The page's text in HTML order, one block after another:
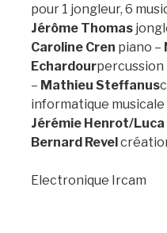
pour 1 jongleur, 6
Jérôme Thomas
Caroline Cren piano –
Echardourpercussion
– Mathieu Steffanus
informatique musicale
Jérémie Henrot/Luca
Bernard Revel
Electronique Ircam